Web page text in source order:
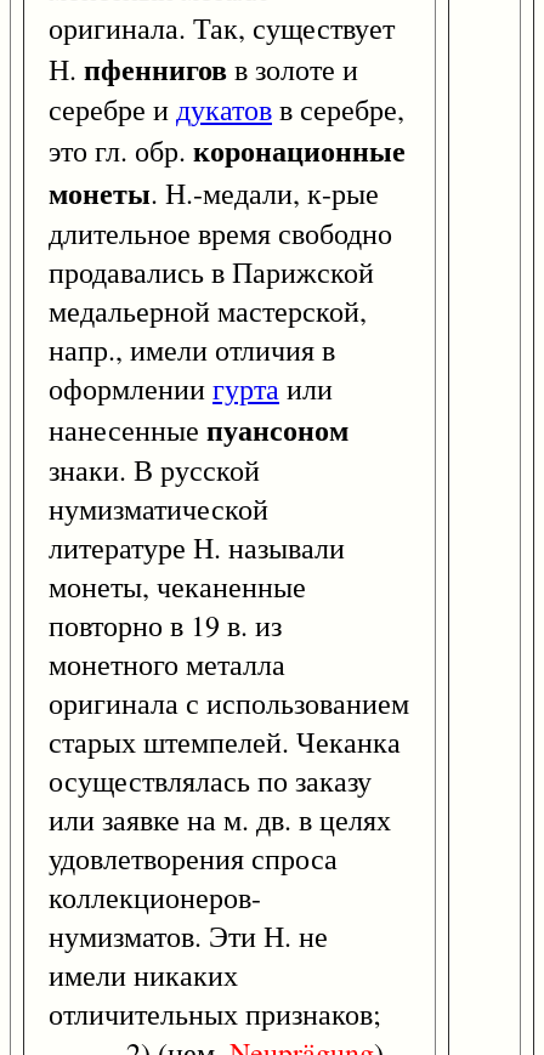
оригинала. Так, существует
Н. пфенниговв золоте и
серебре идукатовв серебре,
это гл. обр. коронационные
монеты. Н.-медали, к-рые
длительное время свободно
продавались в Парижской
медальерной мастерской,
напр., имели отличия в
оформлениигуртаили
нанесенные пуансоном
знаки. В русской
нумизматической
литературе Н. называли
монеты, чеканенные
повторно в 19 в. из
монетного металла
оригинала с использованием
старых штемпелей. Чеканка
осуществлялась по заказу
или заявке на м. дв. в целях
удовлетворения спроса
коллекционеров-
нумизматов. Эти Н. не
имели никаких
отличительных признаков;